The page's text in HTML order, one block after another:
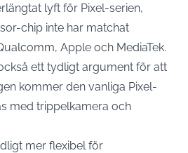
lyft för Pixel-serien,
chip inte har matchat
Apple och MediaTek.
ett tydligt argument för att
kommer den vanliga Pixel-
med trippelkamera och
mer flexibel för